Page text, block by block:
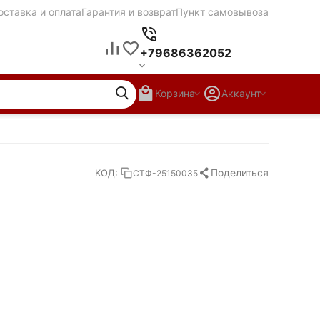
и оплатаГарантия и возвратПункт самовывоза
+79686362052
Корзина Аккаунт
КОД: СТФ-25150035 Поделиться